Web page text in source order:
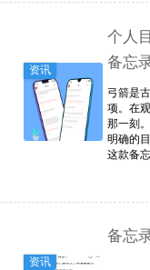
资讯
个人
备忘
弓箭是
项。在
那一刻
明确的
这款备忘
资讯
备忘